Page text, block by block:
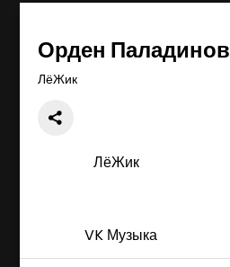
Орден Паладинов
ЛёЖик
ЛёЖик
VK Музыка